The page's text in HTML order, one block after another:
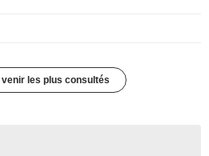
les plus consultés